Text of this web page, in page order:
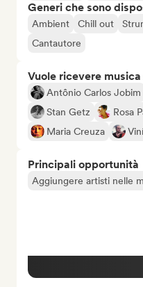
Generi che sono
Ambient Chill out
Cantautore
Vuole ricevere musica
Antônio Carlos Jobim
Stan Getz
Rosa
Maria Creuza
Principali opportunità
Aggiungere artisti nelle